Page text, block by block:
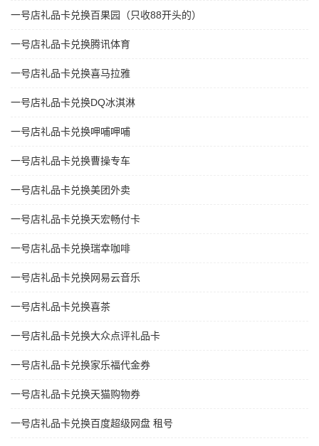
一号店礼品卡兑换百果园（只收88开头的）
一号店礼品卡兑换腾讯体育
一号店礼品卡兑换喜马拉雅
一号店礼品卡兑换DQ冰淇淋
一号店礼品卡兑换呷哺呷哺
一号店礼品卡兑换曹操专车
一号店礼品卡兑换美团外卖
一号店礼品卡兑换天宏畅付卡
一号店礼品卡兑换瑞幸咖啡
一号店礼品卡兑换网易云音乐
一号店礼品卡兑换喜茶
一号店礼品卡兑换大众点评礼品卡
一号店礼品卡兑换家乐福代金券
一号店礼品卡兑换天猫购物券
一号店礼品卡兑换百度超级网盘 租号